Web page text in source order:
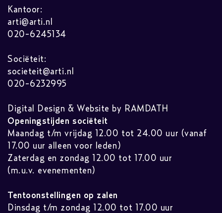
Kantoor:
arti@arti.nl
020-6245134
Sociëteit:
societeit@arti.nl
020-6232995
Digital Design & Website by RAMDATH
Openingstijden sociëteit
Maandag t/m vrijdag 12.00 tot 24.00 uur (vanaf
17.00 uur alleen voor leden)
Zaterdag en zondag 12.00 tot 17.00 uur
(m.u.v. evenementen)
Tentoonstellingen op zalen
Dinsdag t/m zondag 12.00 tot 17.00 uur